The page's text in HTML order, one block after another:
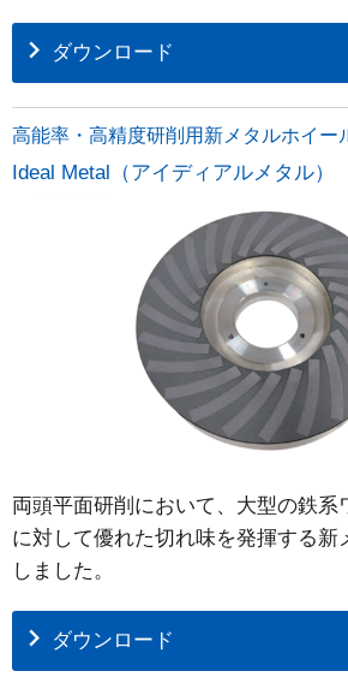
ダウンロード
高能率・高精度研削用新メタルホイー
Ideal Metal（アイディアルメタル）
両頭平面研削において、大型の鉄系
に対して優れた切れ味を発揮する新
しました。
ダウンロード